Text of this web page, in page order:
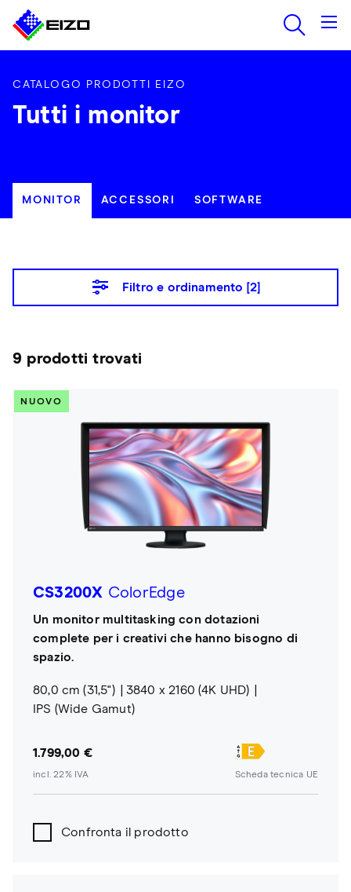
CATALOGO PRODOTTI EIZO
Tutti i monitor
MONITOR ACCESSORI SOFTWARE
Filtro e ordinamento [2]
9 prodotti trovati
NUOVO
CS3200X ColorEdge
Un monitor multitasking con dotazioni
complete per i creativi che hanno bisogno di
spazio.
80,0 cm (31,5")
3840 x 2160 (4K UHD)
IPS (Wide Gamut)
1.799,00 €
incl. 22% IVA Scheda tecnica UE
Confronta il prodotto